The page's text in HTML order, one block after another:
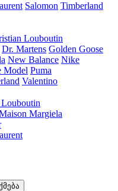
Salomon Timberland
Louboutin
Dr. Martens Golden Goose
New Balance Nike
Model Puma
Valentino
Margiela